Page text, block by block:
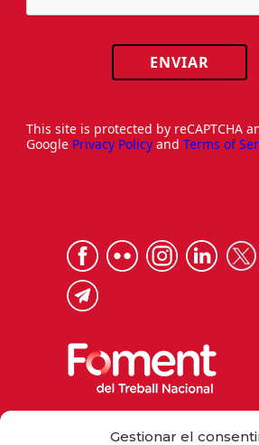
Gestionar el
ENVIAR
This site is protected by reCAPTCHA
Google Privacy Policy and Terms of